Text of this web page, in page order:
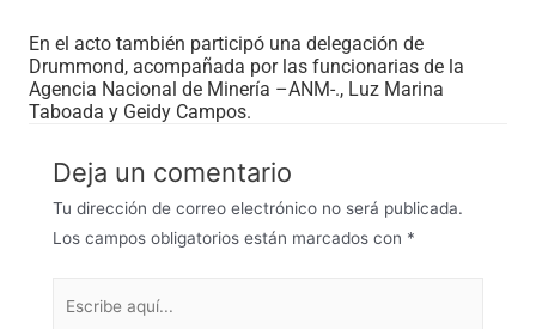
En el acto también participó una delegación de
Drummond, acompañada por las funcionarias de la
Agencia Nacional de Minería –ANM-., Luz Marina
Taboada y Geidy Campos.
Deja un comentario
Tu dirección de correo electrónico no será publicada.
Los campos obligatorios están marcados con *